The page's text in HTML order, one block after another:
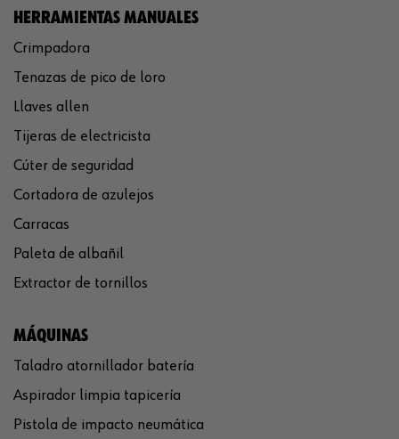
HERRAMIENTAS MANUALES
Crimpadora
Tenazas de pico de loro
Llaves allen
Tijeras de electricista
Cúter de seguridad
Cortadora de azulejos
Carracas
Paleta de albañil
Extractor de tornillos
MÁQUINAS
Taladro atornillador batería
Aspirador limpia tapicería
Pistola de impacto neumática